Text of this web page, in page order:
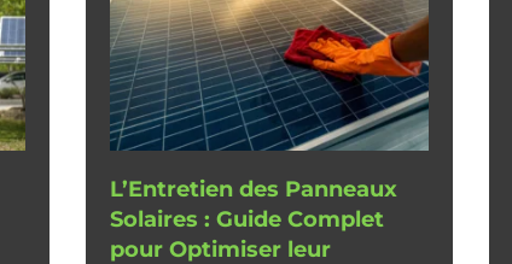
L’Entretien des Panneaux
Solaires : Guide Complet
pour Optimiser leur